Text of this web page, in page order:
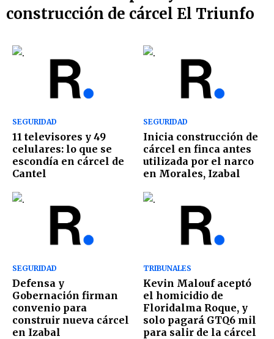
construcción de cárcel El Triunfo
SEGURIDAD
11 televisores y 49
celulares: lo que se
escondía en cárcel de
Cantel
SEGURIDAD
Inicia construcción de
cárcel en finca antes
utilizada por el narco
en Morales, Izabal
SEGURIDAD
Defensa y
Gobernación firman
convenio para
construir nueva cárcel
en Izabal
TRIBUNALES
Kevin Malouf aceptó
el homicidio de
Floridalma Roque, y
solo pagará GTQ6 mil
para salir de la cárcel